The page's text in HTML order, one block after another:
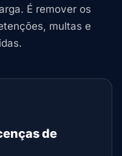
É remover os
multas e
de